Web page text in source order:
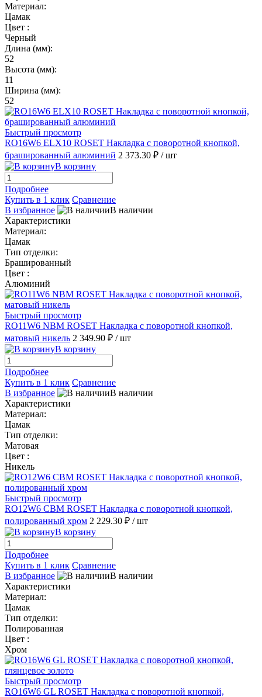
Материал:
Цамак
Цвет :
Черный
Длина (мм):
52
Высота (мм):
11
Ширина (мм):
52
Быстрый просмотр
RO16W6 ELX10 ROSET Накладка с поворотной кнопкой,
брашированный алюминий 2 373.30 ₽ / шт
В корзину
Подробнее
Купить в 1 клик Сравнение
В избранное
В наличии
Характеристики
Материал:
Цамак
Тип отделки:
Брашированный
Цвет :
Алюминий
Быстрый просмотр
RO11W6 NBM ROSET Накладка с поворотной кнопкой,
матовый никель 2 349.90 ₽ / шт
В корзину
Подробнее
Купить в 1 клик Сравнение
В избранное
В наличии
Характеристики
Материал:
Цамак
Тип отделки:
Матовая
Цвет :
Никель
Быстрый просмотр
RO12W6 CBM ROSET Накладка с поворотной кнопкой,
полированный хром 2 229.30 ₽ / шт
В корзину
Подробнее
Купить в 1 клик Сравнение
В избранное
В наличии
Характеристики
Материал:
Цамак
Тип отделки:
Полированная
Цвет :
Хром
Быстрый просмотр
RO16W6 GL ROSET Накладка с поворотной кнопкой,